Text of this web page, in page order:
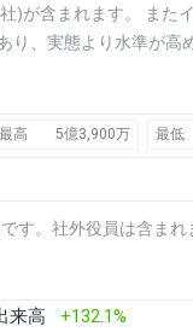
が含まれます。 また
、実態より水準が高
最高 5億3,900万 最低
す。社外役員は含まれ
来高+132.1%